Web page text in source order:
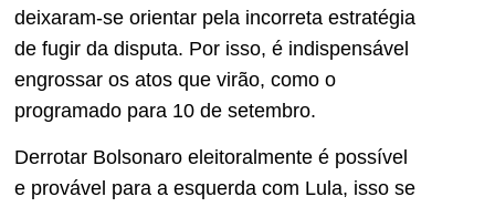
deixaram-se orientar pela incorreta estratégia
de fugir da disputa. Por isso, é indispensável
engrossar os atos que virão, como o
programado para 10 de setembro.
Derrotar Bolsonaro eleitoralmente é possível
e provável para a esquerda com Lula, isso se